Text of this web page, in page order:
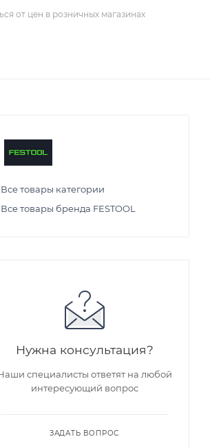
от цен в розничных магазинах
Все товары категории
Все товары бренда FESTOOL
Нужна консультация?
специалисты ответят на любой
интересующий вопрос
ЗАДАТЬ ВОПРОС